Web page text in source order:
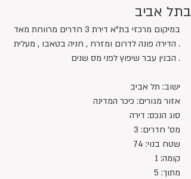
בתל אביב
במיקום מרכזי בת"א דירת 3 חדרים מרווחת מאד
. הדירה פונה לדרום ומזרח , חניה בטאבו , מעלית
. הבנין עבר שיפוץ לפני מס שנים
ישוב: תל אביב
אזור מגורים: כיכר המדינה
סוג הנכס: דירה
מס' חדרים: 3
שטח בנוי: 74
קומה: 1
מתוך: 5